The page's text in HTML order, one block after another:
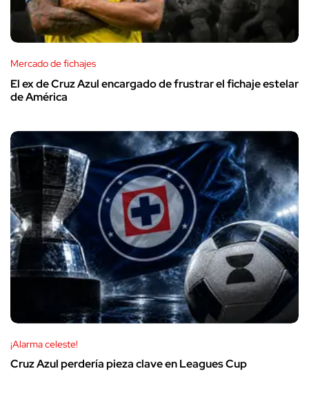
Mercado de fichajes
El ex de Cruz Azul encargado de frustrar el fichaje estelar
de América
¡Alarma celeste!
Cruz Azul perdería pieza clave en Leagues Cup